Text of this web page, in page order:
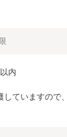
内
ていますので